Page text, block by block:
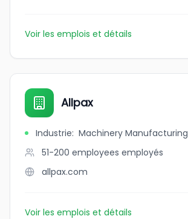
Voir les emplois et détails
Allpax
Industrie: Machinery Manufacturing
51-200 employees employés
allpax.com
Voir les emplois et détails